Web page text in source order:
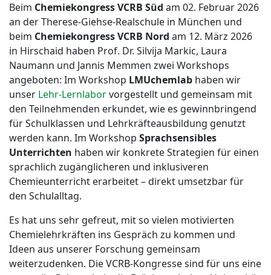
Beim Chemiekongress VCRB Süd am 02. Februar 2026
an der Therese-Giehse-Realschule in München und
beim Chemiekongress VCRB Nord am 12. März 2026
in Hirschaid haben Prof. Dr. Silvija Markic, Laura
Naumann und Jannis Memmen zwei Workshops
angeboten: Im Workshop LMUchemlab haben wir
unser Lehr-Lernlaborvorgestellt und gemeinsam mit
den Teilnehmenden erkundet, wie es gewinnbringend
für Schulklassen und Lehrkräfteausbildung genutzt
werden kann. Im Workshop Sprachsensibles
Unterrichten haben wir konkrete Strategien für einen
sprachlich zugänglicheren und inklusiveren
Chemieunterricht erarbeitet – direkt umsetzbar für
den Schulalltag.
Es hat uns sehr gefreut, mit so vielen motivierten
Chemielehrkräften ins Gespräch zu kommen und
Ideen aus unserer Forschung gemeinsam
weiterzudenken. Die VCRB-Kongresse sind für uns eine